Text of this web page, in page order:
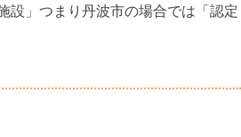
」つまり丹波市の場合では「認定